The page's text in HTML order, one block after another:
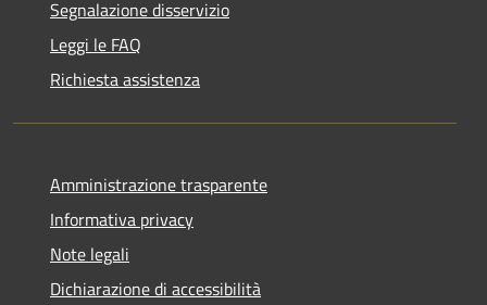
Segnalazione disservizio
Leggi le FAQ
Richiesta assistenza
Amministrazione trasparente
Informativa privacy
Note legali
Dichiarazione di accessibilità